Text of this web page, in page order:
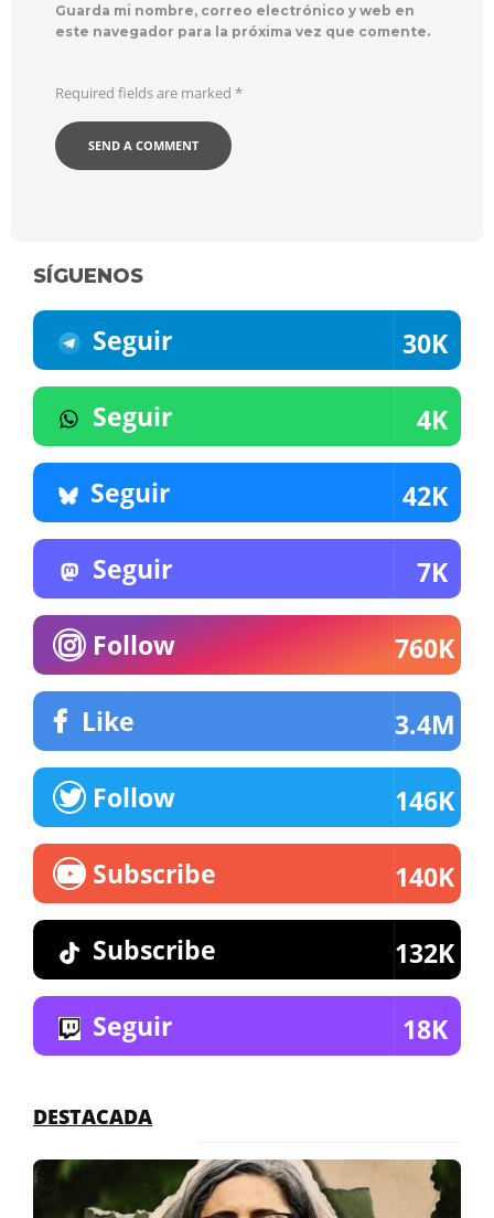
Guarda mi nombre, correo electrónico y web en
este navegador para la próxima vez que comente.
Required fields are marked *
SÍGUENOS
Seguir 30K
Seguir 4K
Seguir 42K
Seguir 7K
Follow 760K
Like 3.4M
Follow 146K
Subscribe 140K
Subscribe 132K
Seguir 18K
DESTACADA